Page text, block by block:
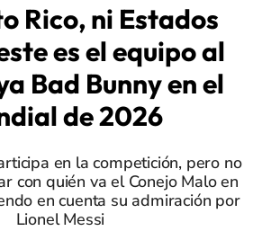
Rico, ni Estados
es el equipo al
Bad Bunny en el
de 2026
en la competición, pero no
con quién va el Conejo Malo en
en cuenta su admiración por
Lionel Messi